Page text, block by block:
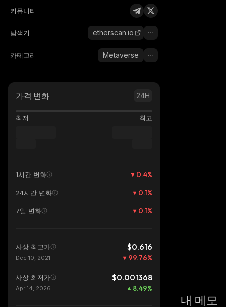
커뮤니티
탐색기 etherscan.io
카테고리 Metaverse
가격 변화 24H
최저 최고
1시간 변화 0.4%
24시간 변화 0.1%
7일 변화 0.1%
사상 최고가 $0.616
Dec 10, 2021 99.76%
사상 최저가 $0.001368
Apr 14, 2026 8.49%
내 메모